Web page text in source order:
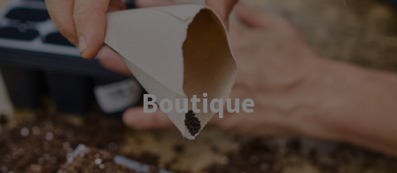
Boutique